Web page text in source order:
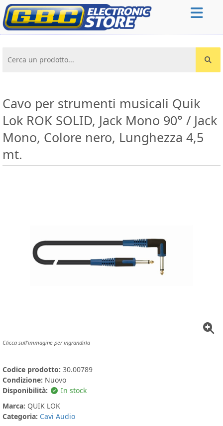
Cerca un prodotto...
Cavo per strumenti musicali Quik
Lok ROK SOLID, Jack Mono 90° / Jack
Mono, Colore nero, Lunghezza 4,5
mt.
Clicca sull'immagine per ingrandirla
Codice prodotto: 30.00789
Condizione: Nuovo
Disponibilità:
In stock
Marca: QUIK LOK
Categoria: Cavi Audio